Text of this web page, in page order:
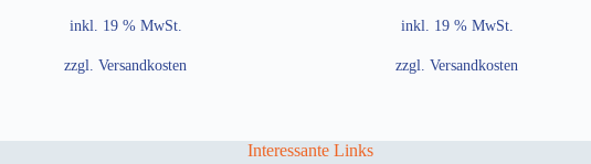
inkl. 19 % MwSt.
zzgl.Versandkosten
inkl. 19 % MwSt.
zzgl.Versandkosten
Interessante Links